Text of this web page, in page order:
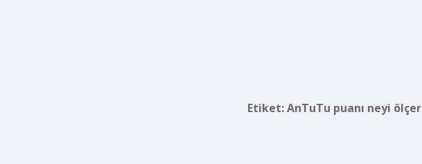
Etiket:AnTuTu puanı neyi ölçer